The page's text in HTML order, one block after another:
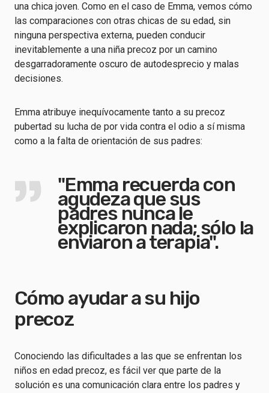
una chica joven. Como en el caso de Emma, vemos cómo
las comparaciones con otras chicas de su edad, sin
ninguna perspectiva externa, pueden conducir
inevitablemente a una niña precoz por un camino
desgarradoramente oscuro de autodesprecio y malas
decisiones.
Emma atribuye inequívocamente tanto a su precoz
pubertad su lucha de por vida contra el odio a sí misma
como a la falta de orientación de sus padres:
"Emma recuerda con
agudeza que sus
padres nunca le
explicaron nada; sólo la
enviaron a terapia".
Cómo ayudar a su hijo
precoz
Conociendo las dificultades a las que se enfrentan los
niños en edad precoz, es fácil ver que parte de la
solución es una comunicación clara entre los padres y